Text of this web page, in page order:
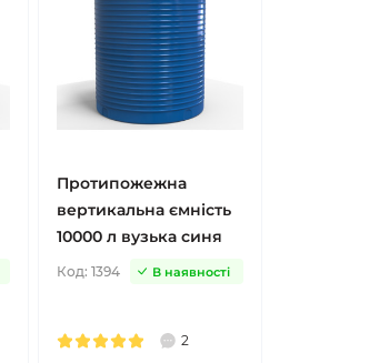
Протипожежна
вертикальна ємність
10000 л вузька синя
Код:1394 В наявності
2